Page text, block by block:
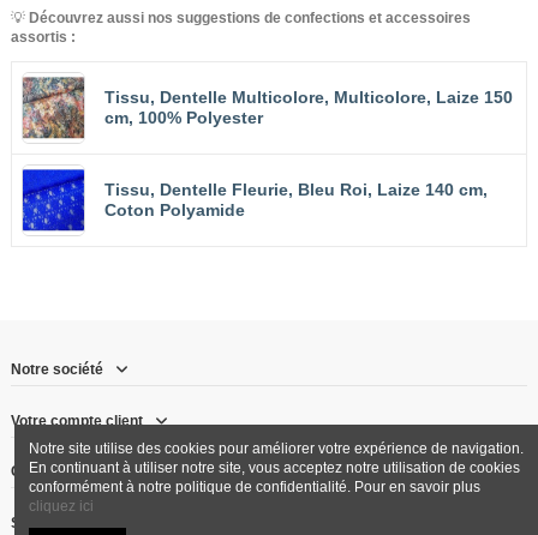
💡 Découvrez aussi nos suggestions de confections et accessoires
assortis :
Tissu, Dentelle Multicolore, Multicolore, Laize 150
cm, 100% Polyester
Tissu, Dentelle Fleurie, Bleu Roi, Laize 140 cm,
Coton Polyamide
Notre société
Votre compte client
Contactez-nous
Suivez-nous
Notre site utilise des cookies pour améliorer votre expérience de navigation.
En continuant à utiliser notre site, vous acceptez notre utilisation de cookies
conformément à notre politique de confidentialité. Pour en savoir plus
cliquez ici